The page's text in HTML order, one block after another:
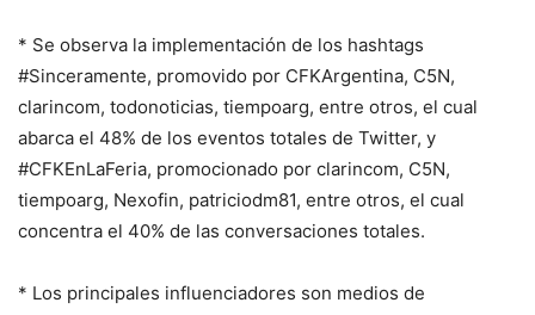
* Se observa la implementación de los hashtags
#Sinceramente, promovido por CFKArgentina, C5N,
clarincom, todonoticias, tiempoarg, entre otros, el cual
abarca el 48% de los eventos totales de Twitter, y
#CFKEnLaFeria, promocionado por clarincom, C5N,
tiempoarg, Nexofin, patriciodm81, entre otros, el cual
concentra el 40% de las conversaciones totales.
* Los principales influenciadores son medios de